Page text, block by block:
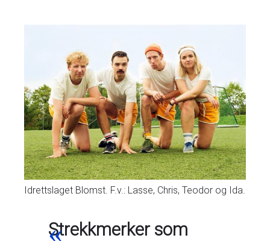
Idrettslaget Blomst. F.v.: Lasse, Chris, Teodor og Ida.
Strekkmerker som